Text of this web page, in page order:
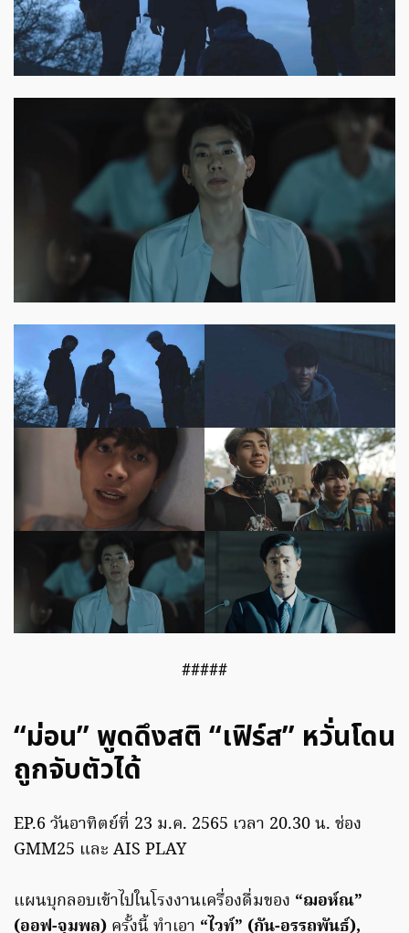
#####
“ม่อน” พูดดึงสติ “เฟิร์ส” หวั่นโดน
ถูกจับตัวได้
EP.6 วันอาทิตย์ที่ 23 ม.ค. 2565 เวลา 20.30 น. ช่อง
GMM25 และ AIS PLAY
แผนบุกลอบเข้าไปในโรงงานเครื่องดื่มของ “ฌอห์ณ”
(ออฟ-จุมพล) ครั้งนี้ ทำเอา “ไวท์” (กัน-อรรถพันธ์),